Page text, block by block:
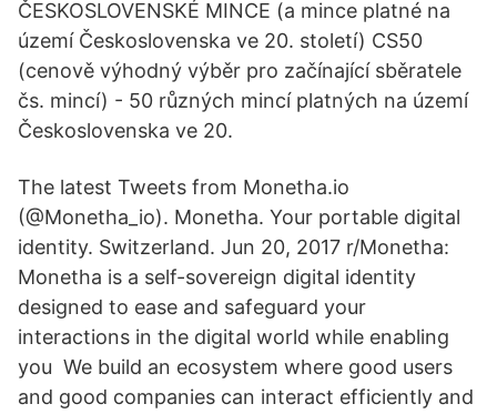
ČESKOSLOVENSKÉ MINCE (a mince platné na
území Československa ve 20. století) CS50
(cenově výhodný výběr pro začínající sběratele
čs. mincí) - 50 různých mincí platných na území
Československa ve 20.
The latest Tweets from Monetha.io
(@Monetha_io). Monetha. Your portable digital
identity. Switzerland. Jun 20, 2017 r/Monetha:
Monetha is a self-sovereign digital identity
designed to ease and safeguard your
interactions in the digital world while enabling
you We build an ecosystem where good users
and good companies can interact efficiently and